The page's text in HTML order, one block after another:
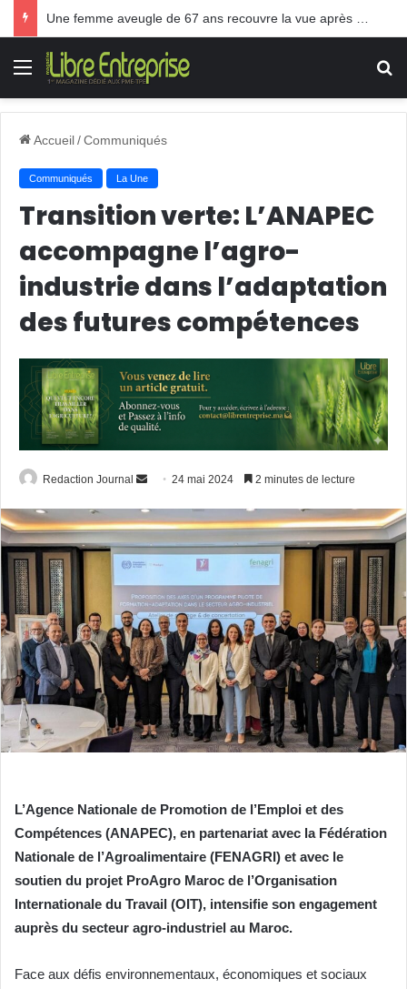
Menu
Accueil/Communiqués
Communiqués La Une
Transition verte: L’ANAPEC
accompagne l’agro-
industrie dans l’adaptation
des futures compétences
Redaction Journal
Envoyer
courriel
24 mai 2024 2 minutes de lecture
L’Agence Nationale de Promotion de l’Emploi et des
Compétences (ANAPEC), en partenariat avec la Fédération
Nationale de l’Agroalimentaire (FENAGRI) et avec le
soutien du projet ProAgro Maroc de l’Organisation
Internationale du Travail (OIT), intensifie son engagement
auprès du secteur agro-industriel au Maroc.
Face aux défis environnementaux, économiques et sociaux